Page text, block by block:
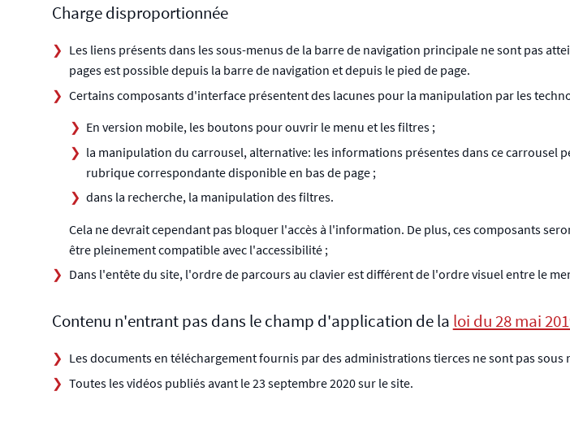
Charge disproportionnée
Les liens présents dans les sous-menus de la barre de navigation principale ne sont pas
pages est possible depuis la barre de navigation et depuis le pied de page.
Certains composants d'interface présentent des lacunes pour la manipulation par les
En version mobile, les boutons pour ouvrir le menu et les filtres ;
la manipulation du carrousel, alternative: les informations présentes dans ce carrousel
rubrique correspondante disponible en bas de page ;
dans la recherche, la manipulation des filtres.
Cela ne devrait cependant pas bloquer l'accès à l'information. De plus, ces composants
être pleinement compatible avec l'accessibilité ;
Dans l'entête du site, l'ordre de parcours au clavier est différent de l'ordre visuel entre le
Contenu n'entrant pas dans le champ d'application de la loi du 28 mai
Les documents en téléchargement fournis par des administrations tierces ne sont pas sous
Toutes les vidéos publiés avant le 23 septembre 2020 sur le site.